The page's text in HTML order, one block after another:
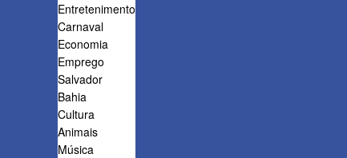
Entretenimento
Carnaval
Economia
Emprego
Salvador
Bahia
Cultura
Animais
Música